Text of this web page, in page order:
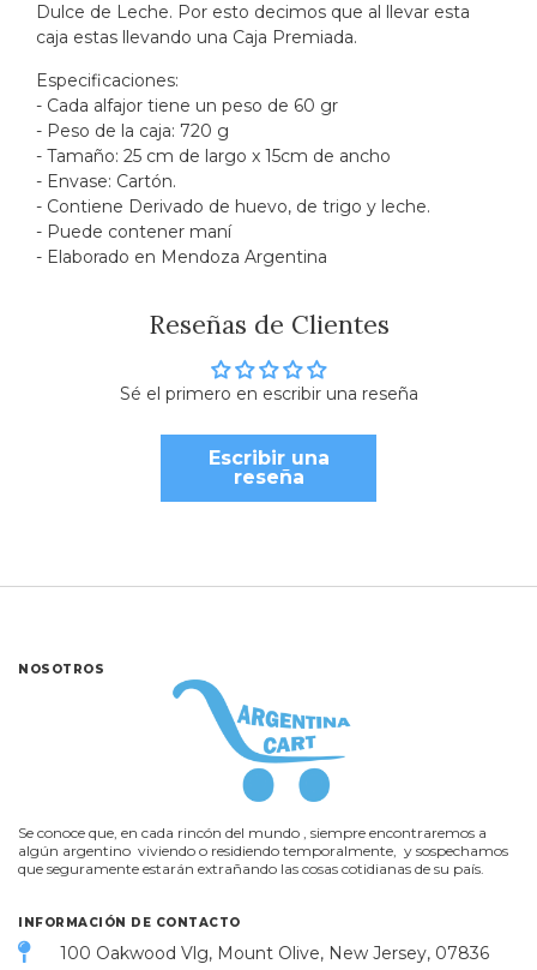
Dulce de Leche. Por esto decimos que al llevar esta
caja estas llevando una Caja Premiada.
Especificaciones:
- Cada alfajor tiene un peso de 60 gr
- Peso de la caja: 720 g
- Tamaño: 25 cm de largo x 15cm de ancho
- Envase: Cartón.
- Contiene Derivado de huevo, de trigo y leche.
- Puede contener maní
- Elaborado en Mendoza Argentina
Reseñas de Clientes
Sé el primero en escribir una reseña
Escribir una
reseña
NOSOTROS
Se conoce que, en cada rincón del mundo , siempre encontraremos a
algún argentino viviendo o residiendo temporalmente, y sospechamos
que seguramente estarán extrañando las cosas cotidianas de su país.
INFORMACIÓN DE CONTACTO
100 Oakwood Vlg, Mount Olive, New Jersey, 07836